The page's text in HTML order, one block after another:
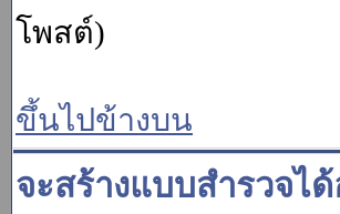
โพสต์)
ขึ้นไปข้างบน
จะสร้างแบบสำรวจได้